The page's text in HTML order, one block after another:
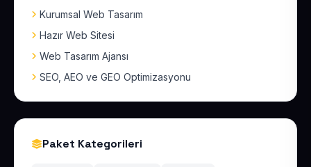
Kurumsal Web Tasarım
Hazır Web Sitesi
Web Tasarım Ajansı
SEO, AEO ve GEO Optimizasyonu
Paket Kategorileri